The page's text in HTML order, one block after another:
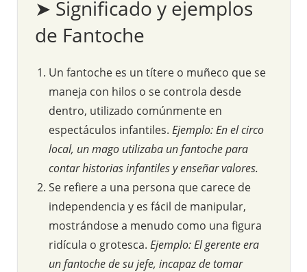
➤ Significado y ejemplos
de Fantoche
Un fantoche es un títere o muñeco que se
maneja con hilos o se controla desde
dentro, utilizado comúnmente en
espectáculos infantiles. Ejemplo: En el circo
local, un mago utilizaba un fantoche para
contar historias infantiles y enseñar valores.
Se refiere a una persona que carece de
independencia y es fácil de manipular,
mostrándose a menudo como una figura
ridícula o grotesca. Ejemplo: El gerente era
un fantoche de su jefe, incapaz de tomar